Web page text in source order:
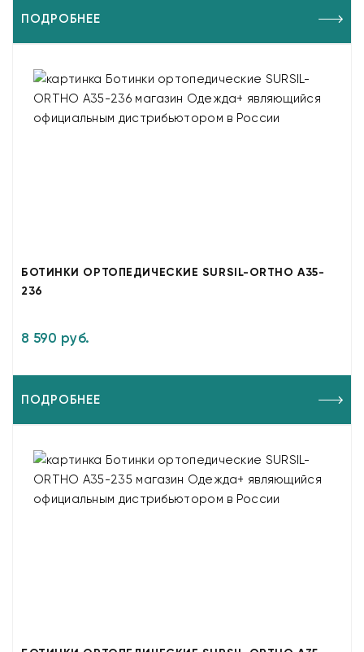
ПОДРОБНЕЕ
БОТИНКИ ОРТОПЕДИЧЕСКИЕ SURSIL-ORTHO A35-
236
8 590 руб.
ПОДРОБНЕЕ